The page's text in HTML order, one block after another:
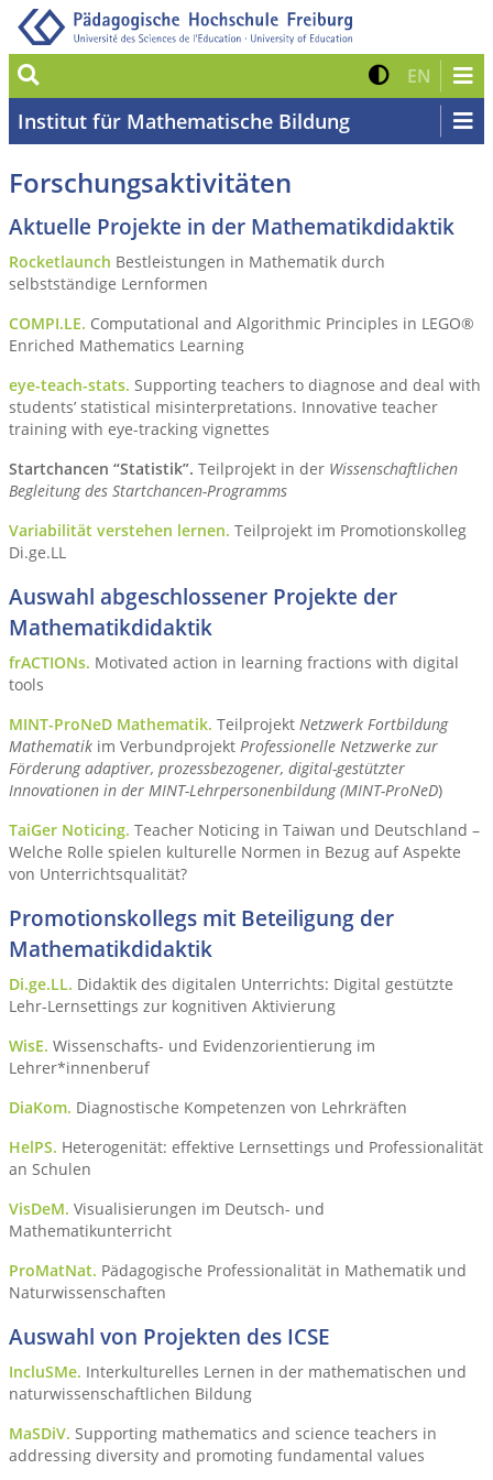
Suche Kontrast
EN Zur
Institut für Mathematische Bildung
Forschungsaktivitäten
Aktuelle Projekte in der Mathematikdidaktik
Rocketlaunch Bestleistungen in Mathematik durch
selbstständige Lernformen
COMPI.LE. Computational and Algorithmic Principles in LEGO®
Enriched Mathematics Learning
eye-teach-stats. Supporting teachers to diagnose and deal with
students’ statistical misinterpretations. Innovative teacher
training with eye-tracking vignettes
Startchancen “Statistik”. Teilprojekt in der Wissenschaftlichen
Begleitung des Startchancen-Programms
Variabilität verstehen lernen. Teilprojekt im Promotionskolleg
Di.ge.LL
Auswahl abgeschlossener Projekte der
Mathematikdidaktik
frACTIONs. Motivated action in learning fractions with digital
tools
MINT-ProNeD Mathematik. Teilprojekt Netzwerk Fortbildung
Mathematik im Verbundprojekt Professionelle Netzwerke zur
Förderung adaptiver, prozessbezogener, digital-gestützter
Innovationen in der MINT-Lehrpersonenbildung (MINT-ProNeD)
TaiGer Noticing. Teacher Noticing in Taiwan und Deutschland –
Welche Rolle spielen kulturelle Normen in Bezug auf Aspekte
von Unterrichtsqualität?
Promotionskollegs mit Beteiligung der
Mathematikdidaktik
Di.ge.LL. Didaktik des digitalen Unterrichts: Digital gestützte
Lehr-Lernsettings zur kognitiven Aktivierung
WisE. Wissenschafts- und Evidenzorientierung im
Lehrer*innenberuf
DiaKom. Diagnostische Kompetenzen von Lehrkräften
HelPS. Heterogenität: effektive Lernsettings und Professionalität
an Schulen
VisDeM. Visualisierungen im Deutsch- und
Mathematikunterricht
ProMatNat. Pädagogische Professionalität in Mathematik und
Naturwissenschaften
Auswahl von Projekten des ICSE
IncluSMe. Interkulturelles Lernen in der mathematischen und
naturwissenschaftlichen Bildung
MaSDiV. Supporting mathematics and science teachers in
addressing diversity and promoting fundamental values